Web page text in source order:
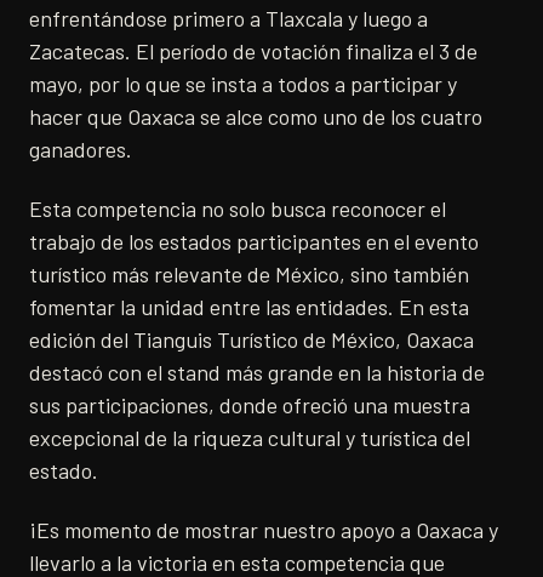
enfrentándose primero a Tlaxcala y luego a
Zacatecas. El período de votación finaliza el 3 de
mayo, por lo que se insta a todos a participar y
hacer que Oaxaca se alce como uno de los cuatro
ganadores.
Esta competencia no solo busca reconocer el
trabajo de los estados participantes en el evento
turístico más relevante de México, sino también
fomentar la unidad entre las entidades. En esta
edición del Tianguis Turístico de México, Oaxaca
destacó con el stand más grande en la historia de
sus participaciones, donde ofreció una muestra
excepcional de la riqueza cultural y turística del
estado.
¡Es momento de mostrar nuestro apoyo a Oaxaca y
llevarlo a la victoria en esta competencia que